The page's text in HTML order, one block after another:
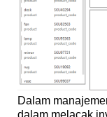
Dalam
dalam melacak